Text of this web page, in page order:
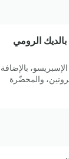
الرومي
بالإضافة
والمحضّرة
ومزيج من